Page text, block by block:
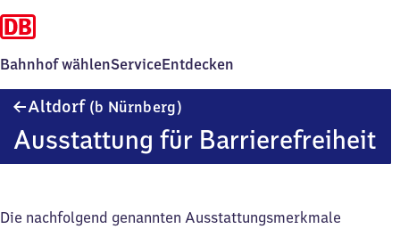
Bahnhof wählenServiceEntdecken
Altdorf (b Nürnberg)
Nürnberg)
Ausstattung für Barrierefreiheit
Die nachfolgend genannten Ausstattungsmerkmale